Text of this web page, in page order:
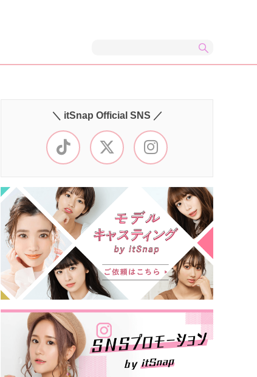
＼ itSnap Official SNS ／